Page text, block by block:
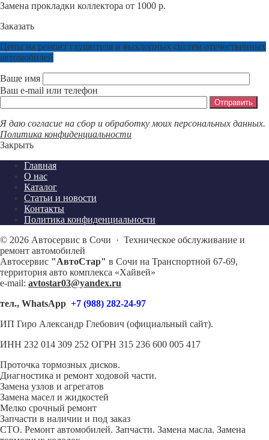
Замена прокладки коллектора от 1000 р.
Заказать
Цены на ремонт глушителя и выхлопных систем отечественных
автомобилей
Ваше имя
Ваш e-mail или телефон
Я даю согласие на сбор и обработку моих персональных данных.
Политика конфиденциальности
Закрыть
Главная
О нас
Каталог
Статьи и новости
Контакты
Политика конфиденциальности
© 2026 Автосервис в Сочи · Техническое обслуживание и
ремонт автомобилей
Автосервис "АвтоСтар" в Сочи на Транспортной 67-69,
территория авто комплекса «Хайвей»
e-mail: avtostar03@yandex.ru
тел., WhatsApp +7 (988) 282-24-97
ИП Гиро Александр Глебович (официальный сайт).
ИНН 232 014 309 252 ОГРН 315 236 600 005 417
Проточка тормозных дисков.
Диагностика и ремонт ходовой части.
Замена узлов и агрегатов
Замена масел и жидкостей
Мелко срочный ремонт
Запчасти в наличии и под заказ
СТО. Ремонт автомобилей. Запчасти. Замена масла. Замена